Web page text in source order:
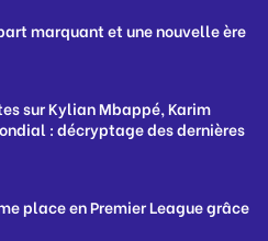
marquant et une nouvelle ère
sur Kylian Mbappé, Karim
: décryptage des dernières
place en Premier League grâce